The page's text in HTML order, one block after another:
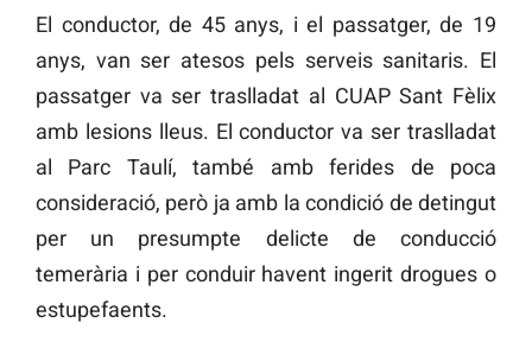
El conductor, de 45 anys, i el passatger, de 19
anys, van ser atesos pels serveis sanitaris. El
passatger va ser traslladat al CUAP Sant Fèlix
amb lesions lleus. El conductor va ser traslladat
al Parc Taulí, també amb ferides de poca
consideració, però ja amb la condició de detingut
per un presumpte delicte de conducció
temerària i per conduir havent ingerit drogues o
estupefaents.